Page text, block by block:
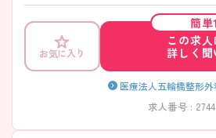
す。また、みんなで協力し合っ
ため、仕事とプライベートの両
験の方やブランクのある方もご
線「真駒内駅」からバスで通勤可
ご興味ある方には、面接対策ポ
話しいたしますのでお気軽にご
お気に入り
簡単
この求人
詳しく聞
医療法人五輪橋整形
求人番号 :